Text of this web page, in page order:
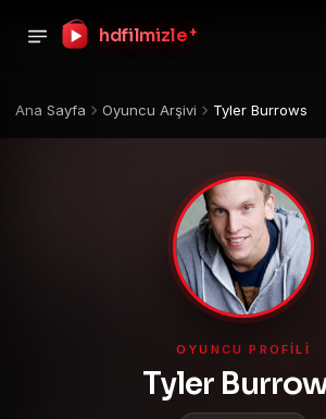
hdfilmizle +
Ana Sayfa Oyuncu Arşivi Tyler Burrows
OYUNCU PROFILI
Tyler